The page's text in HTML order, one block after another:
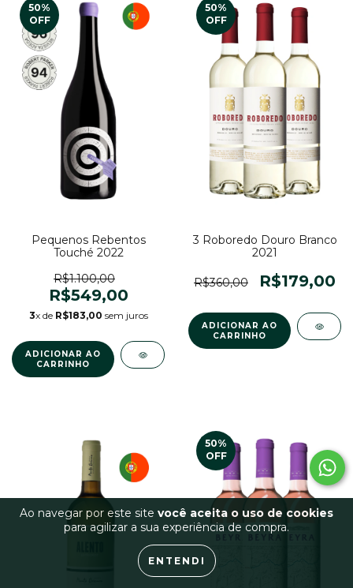
Ao navegar por este site você aceita o uso de cookies
para agilizar a sua experiência de compra.
ENTENDI
50%
OFF
Pequenos Rebentos
Touché 2022
R$1.100,00
R$549,00
3x de R$183,00 sem juros
50%
OFF
3 Roboredo Douro Branco
2021
R$360,00 R$179,00
50%
OFF